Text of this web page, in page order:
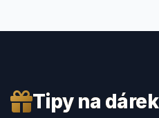
Tipy na dárek